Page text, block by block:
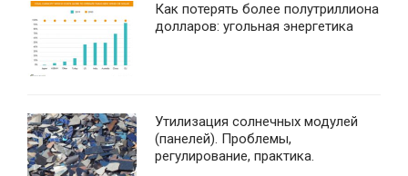
Как потерять более полутриллиона
долларов: угольная энергетика
Утилизация солнечных модулей
(панелей). Проблемы,
регулирование, практика.